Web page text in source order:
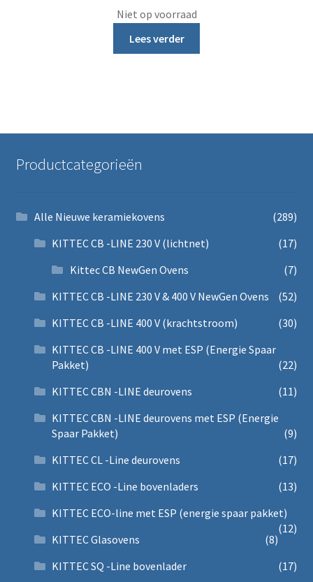
Niet op voorraad
Lees verder
Productcategorieën
Alle Nieuwe keramiekovens
(289)
KITTEC CB -LINE 230 V (lichtnet)
(17)
Kittec CB NewGen Ovens
(7)
KITTEC CB -LINE 230 V & 400 V NewGen Ovens
(52)
KITTEC CB -LINE 400 V (krachtstroom)
(30)
KITTEC CB -LINE 400 V met ESP (Energie Spaar
Pakket)
(22)
KITTEC CBN -LINE deurovens
(11)
KITTEC CBN -LINE deurovens met ESP (Energie
Spaar Pakket)
(9)
KITTEC CL -Line deurovens
(17)
KITTEC ECO -Line bovenladers
(13)
KITTEC ECO-line met ESP (energie spaar pakket)
(12)
KITTEC Glasovens
(8)
KITTEC SQ -Line bovenlader
(17)